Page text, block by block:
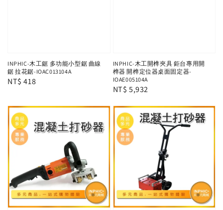
INPHIC-木工鋸 多功能小型鋸 曲線
鋸 拉花鋸-IOAC013104A
Regular
NT$ 418
INPHIC-木工開榫夾具 鉅台專用開
榫器 開榫定位器桌面固定器-
IOAE005104A
Regular
NT$ 5,932